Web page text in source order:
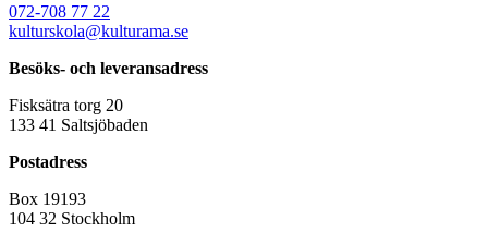
072-708 77 22
kulturskola@kulturama.se
Besöks- och leveransadress
Fisksätra torg 20
133 41 Saltsjöbaden
Postadress
Box 19193
104 32 Stockholm